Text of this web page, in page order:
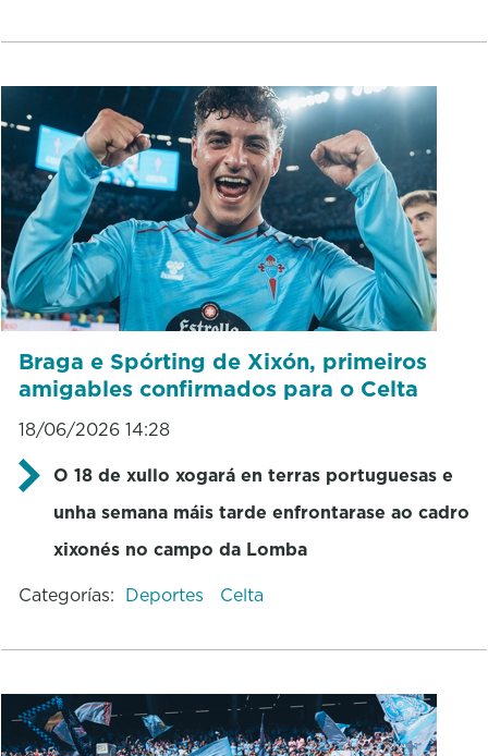
Braga e Spórting de Xixón, primeiros
amigables confirmados para o Celta
18/06/2026 14:28
O 18 de xullo xogará en terras portuguesas e
unha semana máis tarde enfrontarase ao cadro
xixonés no campo da Lomba
Categorías: Deportes Celta